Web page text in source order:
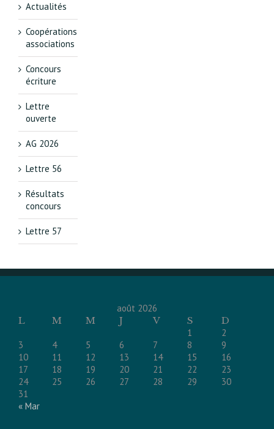
Actualités
Coopérations
associations
Concours
écriture
Lettre
ouverte
AG 2026
Lettre 56
Résultats
concours
Lettre 57
août 2026
L
M M J V S
D
1
2
3
4 5 6 7 8
9
10
11 12 13 14 15
16
17
18 19 20 21 22
23
24
25 26 27 28 29
30
31
« Mar